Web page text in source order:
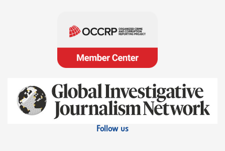
Follow us